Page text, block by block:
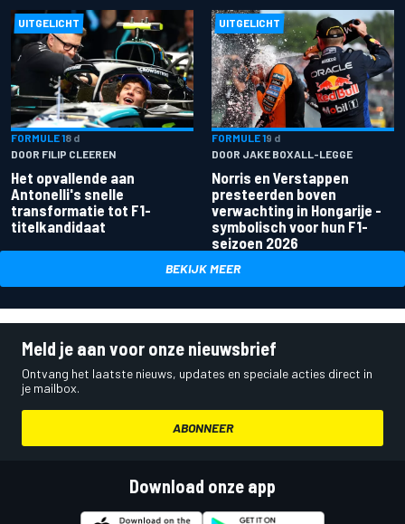
UITGELICHT
FORMULE 18 d
DOOR FILIP CLEEREN
Het opvallende aan
Antonelli's snelle
transformatie tot F1-
titelkandidaat
UITGELICHT
FORMULE 19 d
DOOR JAKE BOXALL-LEGGE
Norris en Verstappen
presteerden boven
verwachting in Hongarije -
symbolisch voor hun F1-
seizoen 2026
BEKIJK MEER
Meld je aan voor onze nieuwsbrief
Ontvang het laatste nieuws, updates en speciale acties direct in
je mailbox.
ABONNEER
Download onze app